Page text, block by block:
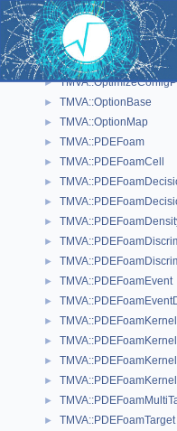
►
► TMVA::MsgLogger
► TMVA::kNN::Node< T >
► TMVA::Node
►
► TMVA::OptionBase
► TMVA::OptionMap
► TMVA::PDEFoam
► TMVA::PDEFoamCell
►
►
►
►
►
► TMVA::PDEFoamEvent
►
►
►
►
►
►
► TMVA::PDEFoamTarget